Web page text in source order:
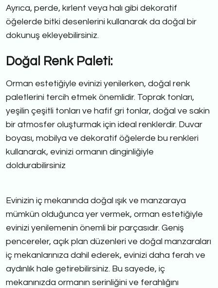
Ayrıca, perde, kırlent veya halı gibi dekoratif
öğelerde bitki desenlerini kullanarak da doğal bir
dokunuş ekleyebilirsiniz.
Doğal Renk Paleti:
Orman estetiğiyle evinizi yenilerken, doğal renk
paletlerini tercih etmek önemlidir. Toprak tonları,
yeşilin çeşitli tonları ve hafif gri tonlar, doğal ve sakin
bir atmosfer oluşturmak için ideal renklerdir. Duvar
boyası, mobilya ve dekoratif öğelerde bu renkleri
kullanarak, evinizi ormanın dinginliğiyle
doldurabilirsiniz
Evinizin iç mekanında doğal ışık ve manzaraya
mümkün olduğunca yer vermek, orman estetiğiyle
evinizi yenilemenin önemli bir parçasıdır. Geniş
pencereler, açık plan düzenleri ve doğal manzaraları
iç mekanlarınıza dahil ederek, evinizi daha ferah ve
aydınlık hale getirebilirsiniz. Bu sayede, iç
mekanınızda ormanın serinliğini ve ferahlığını